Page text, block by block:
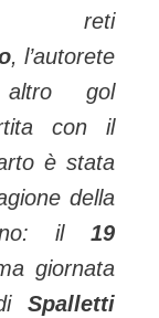
reti
, l’autorete
gol
con il
è stata
della
il 19
giornata
Spalletti